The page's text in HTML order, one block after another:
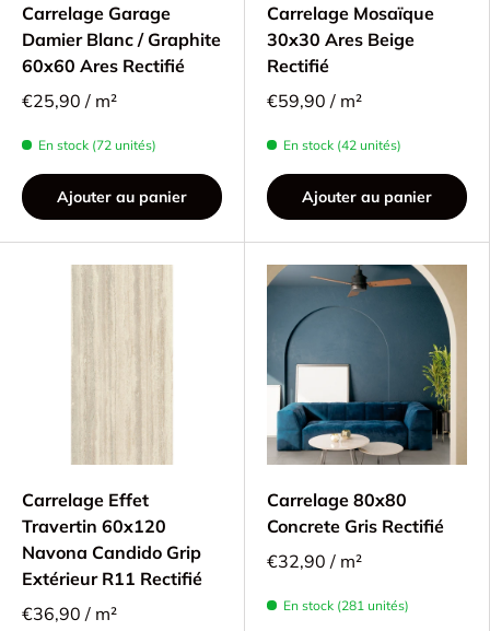
Carrelage Garage
Damier Blanc / Graphite
60x60 Ares Rectifié
€25,90 / m²
En stock (72 unités)
Ajouter au panier
Carrelage Mosaïque
30x30 Ares Beige
Rectifié
€59,90 / m²
En stock (42 unités)
Ajouter au panier
Carrelage Effet
Travertin 60x120
Navona Candido Grip
Extérieur R11 Rectifié
€36,90 / m²
Carrelage 80x80
Concrete Gris Rectifié
€32,90 / m²
En stock (281 unités)